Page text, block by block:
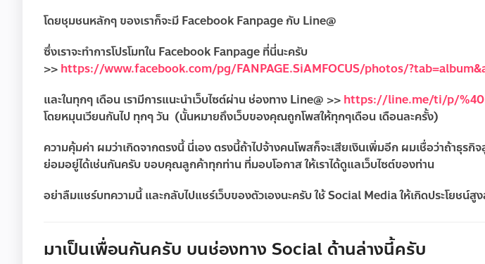
โดยชุมชนหลักๆ ของเราก็จะมี Facebook Fanpage กับ Line@
ซึ่งเราจะทำการโปรโมทใน Facebook Fanpage ที่นี่นะครับ
>> https://www.facebook.com/pg/FANPAGE.SiAMFOCUS/photos/
และในทุกๆ เดือน เรามีการแนะนำเว็บไซต์ผ่าน ช่องทาง Line@ >> https://line.me/ti/p/
โดยหมุนเวียนกันไป ทุกๆ วัน (นั้นหมายถึงเว็บของคุณถูกโพสให้ทุกๆเดือน เดือนละครั้ง)
ความคุ้มค่า ผมว่าเกิดจากตรงนี้ นี่เอง ตรงนี้ถ้าไปจ้างคนโพสก็จะเสียเงินเพิ่มอีก ผมเชื่อว่าถ้าธุร
ย่อมอยู่ได้เช่นกันครับ ขอบคุณลูกค้าทุกท่าน ที่มอบโอกาส ให้เราได้ดูแลเว็บไซต์ของท่าน
อย่าลืมแชร์บทความนี้ และกลับไปแชร์เว็บของตัวเองนะครับ ใช้ Social Media ให้เกิดประโยชน์สู
มาเป็นเพื่อนกันครับ บนช่องทาง Social ด้านล่างนี้ครับ